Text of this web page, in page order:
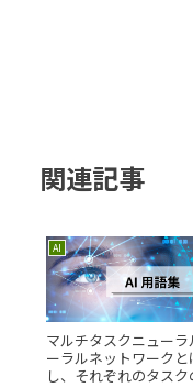
関連記事
AI
マルチタスクニュー
ーラルネットワーク
し、それぞれのタス